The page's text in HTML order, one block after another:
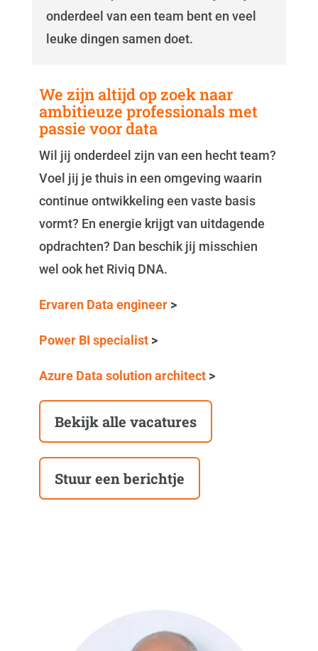
onderdeel van een team bent en veel
leuke dingen samen doet.
We zijn altijd op zoek naar
ambitieuze professionals met
passie voor data
Wil jij onderdeel zijn van een hecht team?
Voel jij je thuis in een omgeving waarin
continue ontwikkeling een vaste basis
vormt? En energie krijgt van uitdagende
opdrachten? Dan beschik jij misschien
wel ook het Riviq DNA.
Ervaren Data engineer>
Power BI specialist>
Azure Data solution architect>
Bekijk alle vacatures
Stuur een berichtje